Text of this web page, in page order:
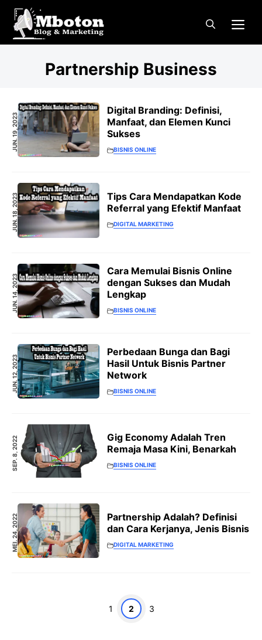
Langsung
Partnership Business
JUN. 19, 2023
Digital Branding: Definisi,
Manfaat, dan Elemen Kunci
Sukses
BISNIS ONLINE
JUN. 18, 2023
Tips Cara Mendapatkan Kode
Referral yang Efektif Manfaat
DIGITAL MARKETING
JUN. 14, 2023
Cara Memulai Bisnis Online
dengan Sukses dan Mudah
Lengkap
BISNIS ONLINE
JUN. 12, 2023
Perbedaan Bunga dan Bagi
Hasil Untuk Bisnis Partner
Network
BISNIS ONLINE
SEP. 8, 2022
Gig Economy Adalah Tren
Remaja Masa Kini, Benarkah
BISNIS ONLINE
MEI. 24, 2022
Partnership Adalah? Definisi
dan Cara Kerjanya, Jenis Bisnis
DIGITAL MARKETING
Halaman
1 Halaman
2 Halaman
3